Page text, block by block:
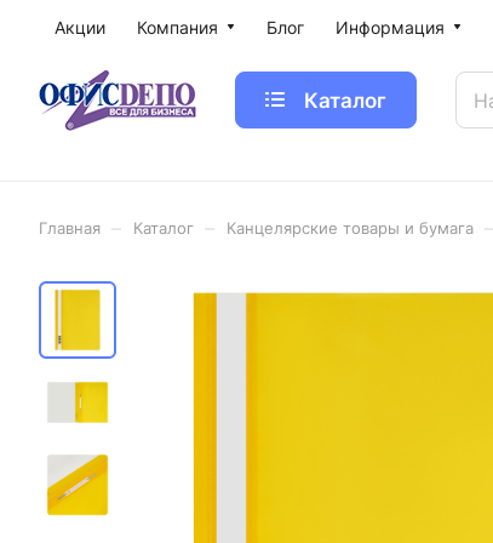
Акции Компания Блог Информация
Каталог
Главная Каталог Канцелярские товары и бумага